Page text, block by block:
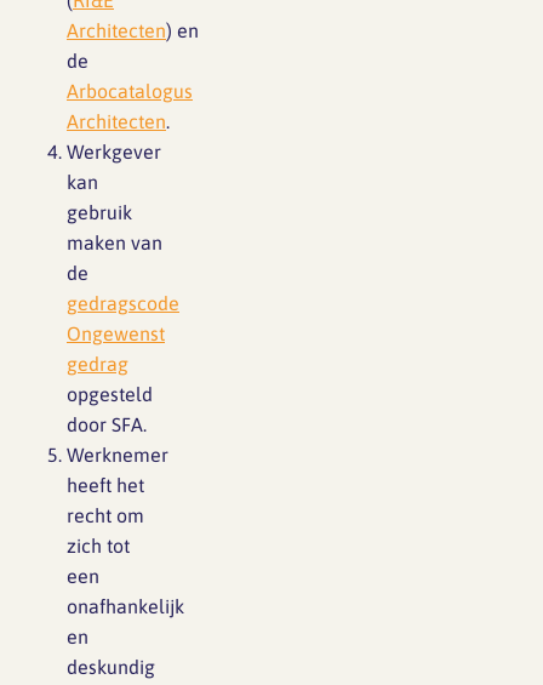
Architecten) en
de
Arbocatalogus
Architecten.
Werkgever
kan
gebruik
maken van
de
gedragscode
Ongewenst
gedrag
opgesteld
door SFA.
Werknemer
heeft het
recht om
zich tot
een
onafhankelijk
en
deskundig